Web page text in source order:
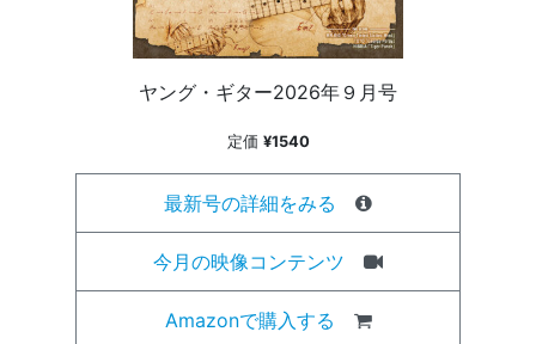
ヤング・ギター2026年９月号
定価 ¥1540
最新号の詳細をみる
今月の映像コンテンツ
Amazonで購入する